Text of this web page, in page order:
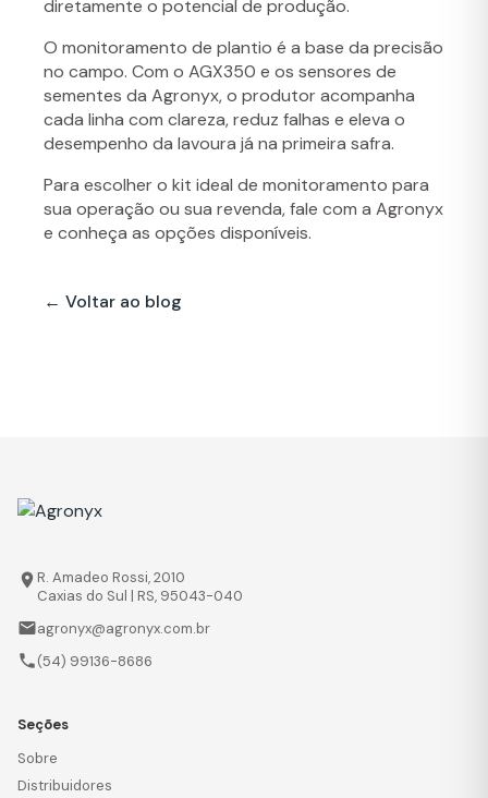
diretamente o potencial de produção.
O monitoramento de plantio é a base da precisão
no campo. Com o AGX350 e os sensores de
sementes da Agronyx, o produtor acompanha
cada linha com clareza, reduz falhas e eleva o
desempenho da lavoura já na primeira safra.
Para escolher o kit ideal de monitoramento para
sua operação ou sua revenda, fale com a Agronyx
e conheça as opções disponíveis.
← Voltar ao blog
place R. Amadeo Rossi, 2010
Caxias do Sul | RS, 95043-040
emailagronyx@agronyx.com.br
phone(54) 99136-8686
Seções
Sobre
Distribuidores